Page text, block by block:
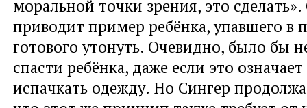
моральной точки зрения, это
приводит пример ребёнка, упавшего в
готового утонуть. Очевидно, было бы
спасти ребёнка, даже если это
испачкать одежду. Но Сингер